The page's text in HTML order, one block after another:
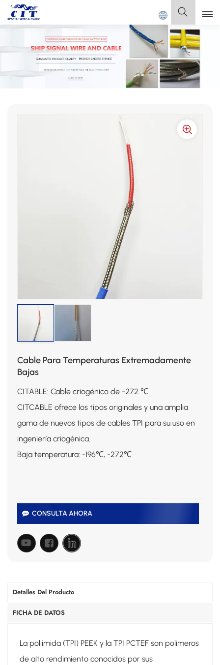
Co., Ltd. Español
English
Français
Italiano
Español
Cable Para Temperaturas Extremadamente
Bajas
CITABLE: Cable criogénico de -272 ℃
CITCABLE ofrece los tipos originales y una amplia
gama de nuevos tipos de cables TPI para su uso en
ingeniería criogénica.
Baja temperatura: -196℃, -272℃
CONSULTA AHORA
Detalles Del Producto
FICHA DE DATOS
La poliimida (TPI) PEEK y la TPI PCTEF son polímeros
de alto rendimiento conocidos por sus